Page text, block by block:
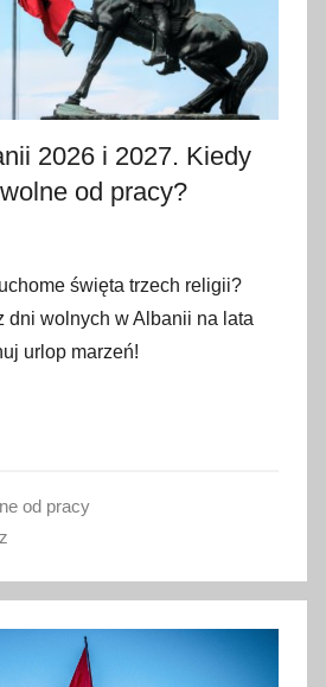
2026 i 2027. Kiedy
od pracy?
święta trzech religii?
dni wolnych w Albanii na lata
urlop marzeń!
od pracy